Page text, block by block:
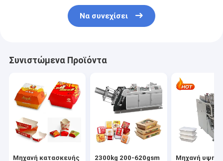
Να συνεχίσει
Συνιστώμενα Προϊόντα
Μηχανή κατασκευής 2300kg 200-620gsm Μηχανή